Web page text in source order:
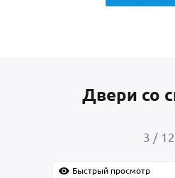
Двери со
4 / 12
Быстрый